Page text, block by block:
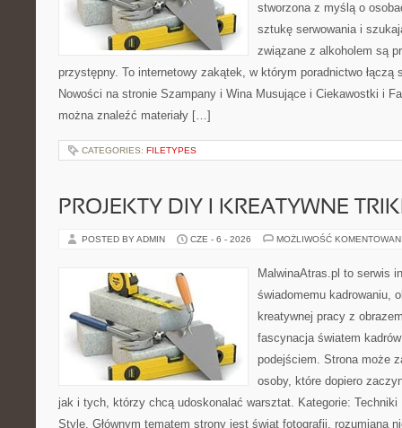
stworzona z myślą o
sztukę serwowania i
związane z alkoholem są
przystępny. To internetowy zakątek, w którym poradnictwo łączą
Nowości na stronie Szampany i Wina Musujące i Ciekawostki i
można znaleźć materiały […]
CATEGORIES: FILETYPES
PROJEKTY DIY I KREATYWNE
POSTED BY ADMIN CZE - 6 - 2026 MOŻLIWOŚĆ
MalwinaAtras.pl to serwis
świadomemu kadrowaniu,
kreatywnej pracy z
fascynacja światem
podejściem. Strona może
osoby, które dopiero
jak i tych, którzy chcą udoskonalać warsztat. Kategorie:
Style. Głównym tematem strony jest świat fotografii, rozumiana